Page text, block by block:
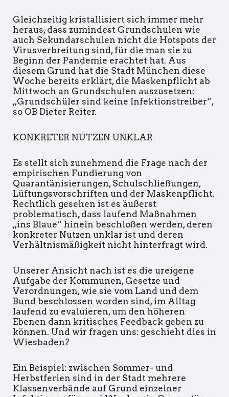
Gleichzeitig kristallisiert sich immer mehr
heraus, dass zumindest Grundschulen wie
auch Sekundarschulen nicht die Hotspots der
Virusverbreitung sind, für die man sie zu
Beginn der Pandemie erachtet hat. Aus
diesem Grund hat die Stadt München diese
Woche bereits erklärt, die Maskenpflicht ab
Mittwoch an Grundschulen auszusetzen:
„Grundschüler sind keine Infektionstreiber“,
so OB Dieter Reiter.
KONKRETER NUTZEN UNKLAR
Es stellt sich zunehmend die Frage nach der
empirischen Fundierung von
Quarantänisierungen, Schulschließungen,
Lüftungsvorschriften und der Maskenpflicht.
Rechtlich gesehen ist es äußerst
problematisch, dass laufend Maßnahmen
„ins Blaue“ hinein beschloßen werden, deren
konkreter Nutzen unklar ist und deren
Verhältnismäßigkeit nicht hinterfragt wird.
Unserer Ansicht nach ist es die ureigene
Aufgabe der Kommunen, Gesetze und
Verordnungen, wie sie vom Land und dem
Bund beschlossen worden sind, im Alltag
laufend zu evaluieren, um den höheren
Ebenen dann kritisches Feedback geben zu
können. Und wir fragen uns: geschieht dies in
Wiesbaden?
Ein Beispiel: zwischen Sommer- und
Herbstferien sind in der Stadt mehrere
Klassenverbände auf Grund einzelner